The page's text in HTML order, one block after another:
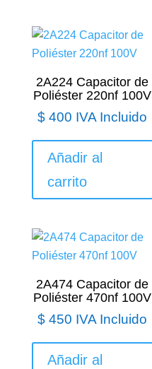
2A224 Capacitor de
Poliéster 220nf 100V
$ 400 IVA Incluido
Añadir al
carrito
2A474 Capacitor de
Poliéster 470nf 100V
$ 450 IVA Incluido
Añadir al